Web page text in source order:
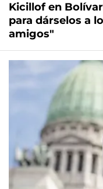
Kicillof en
para dárselos a
amigos"